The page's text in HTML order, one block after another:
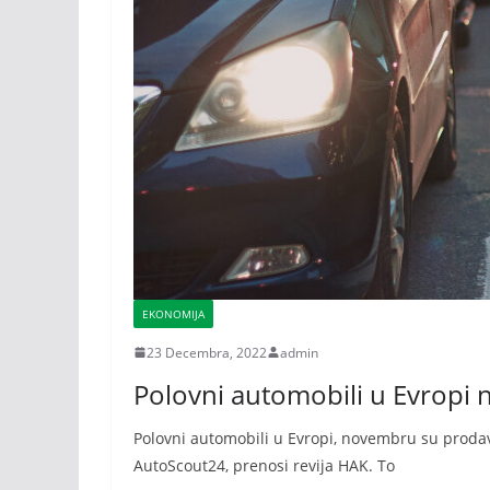
EKONOMIJA
23 Decembra, 2022 admin
Polovni automobili u Evropi
Polovni automobili u Evropi, novembru su
AutoScout24, prenosi revija HAK. To